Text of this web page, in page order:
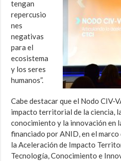
tengan
repercusio
nes
negativas
para el
ecosistema
y los seres
humanos”.
Cabe destacar que el Nodo CIV-
impacto territorial de la ciencia,
conocimiento y la innovación en
financiado por ANID, en el
la Aceleración de Impacto
Tecnología, Conocimiento e